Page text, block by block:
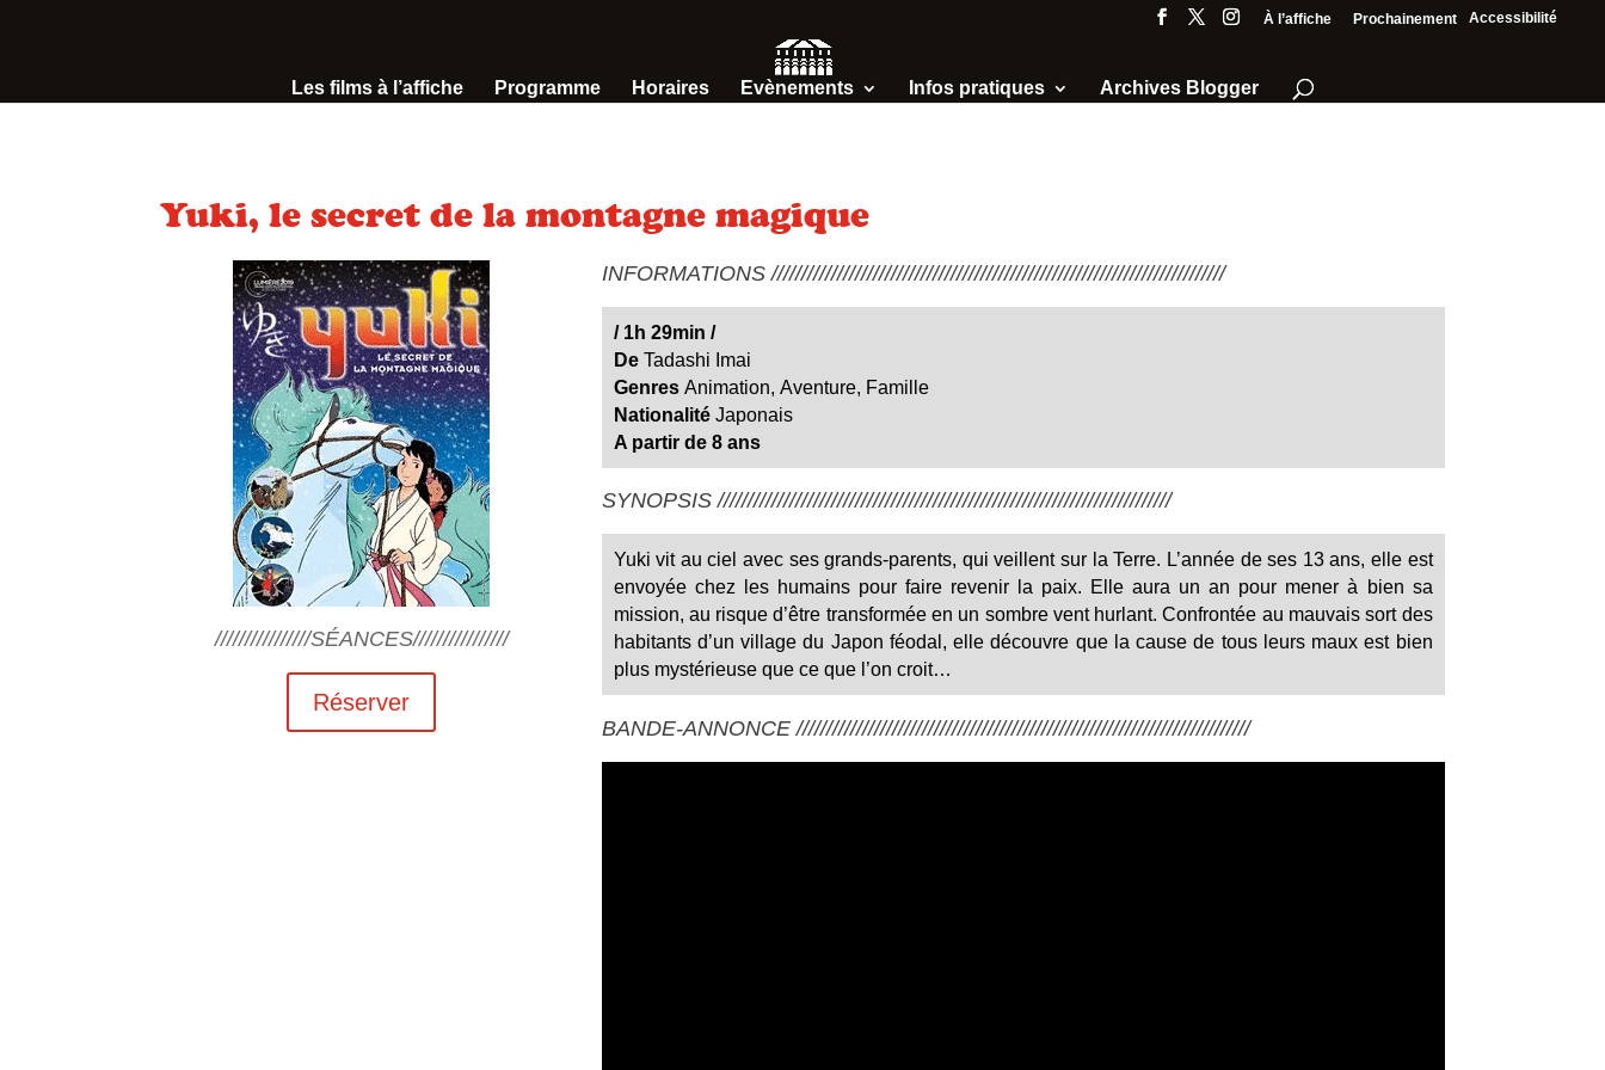
Accessibilité
À l’affiche Prochainement
Les films à l’affiche Programme Horaires Evènements Infos pratiques Archives Blogger
Yuki, le secret de la montagne magique
////////////////SÉANCES////////////////
Réserver
INFORMATIONS ////////////////////////////////////////////////////////////////////////////
/1h 29min /
DeTadashi Imai
Genres Animation, Aventure, Famille
NationalitéJaponais
A partir de 8 ans
SYNOPSIS ////////////////////////////////////////////////////////////////////////////
Yuki vit au ciel avec ses grands-parents, qui veillent sur la Terre. L’année de ses 13 ans, elle est
envoyée chez les humains pour faire revenir la paix. Elle aura un an pour mener à bien sa
mission, au risque d’être transformée en un sombre vent hurlant. Confrontée au mauvais sort des
habitants d’un village du Japon féodal, elle découvre que la cause de tous leurs maux est bien
plus mystérieuse que ce que l’on croit…
BANDE-ANNONCE ////////////////////////////////////////////////////////////////////////////